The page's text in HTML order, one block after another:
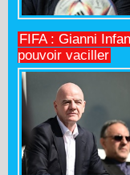
FIFA : Gianni
pouvoir vaciller